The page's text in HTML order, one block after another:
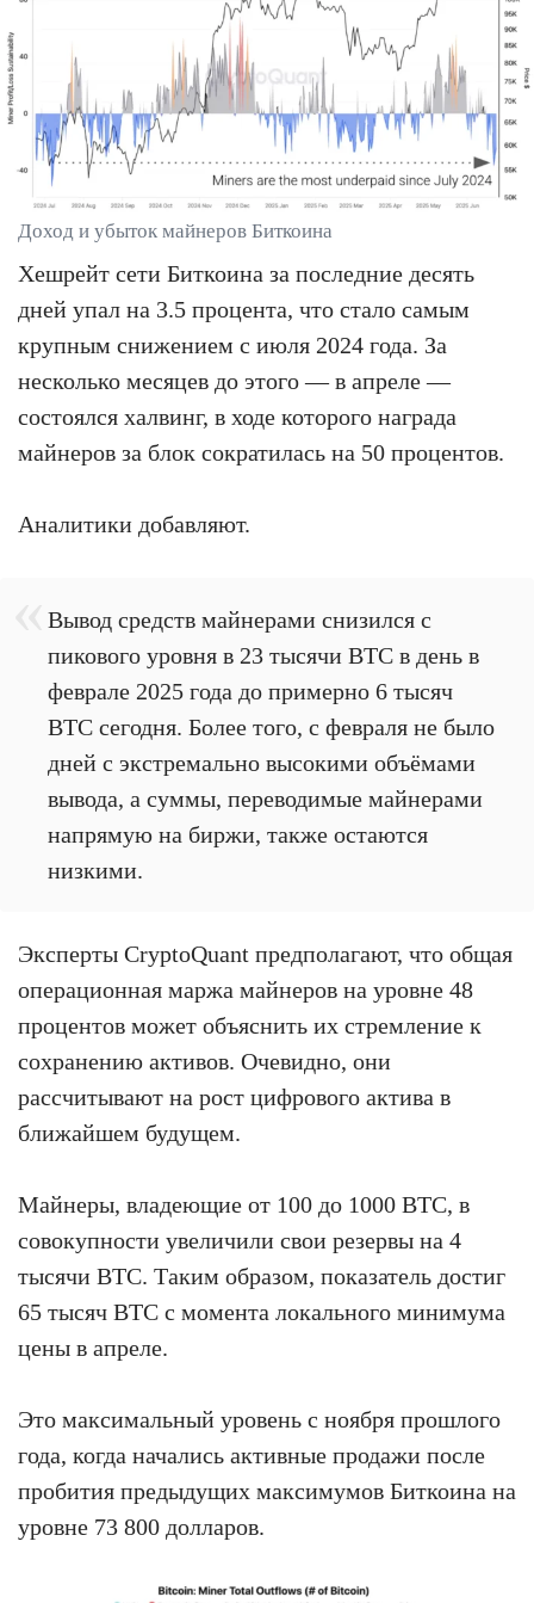
Доход и убыток майнеров Биткоина
Хешрейт сети Биткоина за последние десять
дней упал на 3.5 процента, что стало самым
крупным снижением с июля 2024 года. За
несколько месяцев до этого — в апреле —
состоялся халвинг, в ходе которого награда
майнеров за блок сократилась на 50 процентов.
Аналитики добавляют.
Вывод средств майнерами снизился с
пикового уровня в 23 тысячи BTC в день в
феврале 2025 года до примерно 6 тысяч
BTC сегодня. Более того, с февраля не было
дней с экстремально высокими объёмами
вывода, а суммы, переводимые майнерами
напрямую на биржи, также остаются
низкими.
Эксперты CryptoQuant предполагают, что общая
операционная маржа майнеров на уровне 48
процентов может объяснить их стремление к
сохранению активов. Очевидно, они
рассчитывают на рост цифрового актива в
ближайшем будущем.
Майнеры, владеющие от 100 до 1000 BTC, в
совокупности увеличили свои резервы на 4
тысячи BTC. Таким образом, показатель достиг
65 тысяч BTC с момента локального минимума
цены в апреле.
Это максимальный уровень с ноября прошлого
года, когда начались активные продажи после
пробития предыдущих максимумов Биткоина на
уровне 73 800 долларов.